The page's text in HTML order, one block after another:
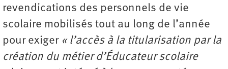
revendications des personnels de vie
scolaire mobilisés tout au long de l’année
pour exiger « l’accès à la titularisation par la
création du métier d’Éducateur scolaire